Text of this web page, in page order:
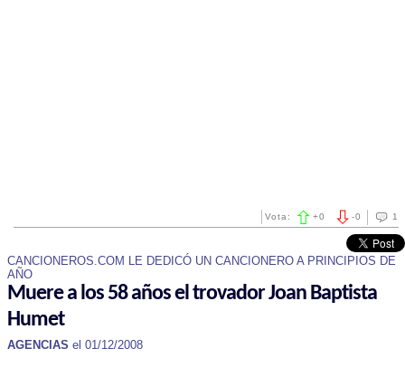
1
-0
Vota: +0
CANCIONEROS.COM LE DEDICÓ UN CANCIONERO A PRINCIPIOS DE
AÑO
Muere a los 58 años el trovador Joan Baptista
Humet
AGENCIAS el 01/12/2008